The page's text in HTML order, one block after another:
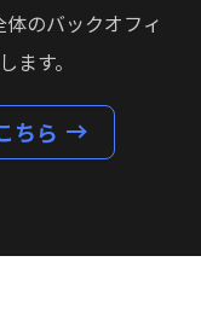
のバックオフィ
ます。
ちら